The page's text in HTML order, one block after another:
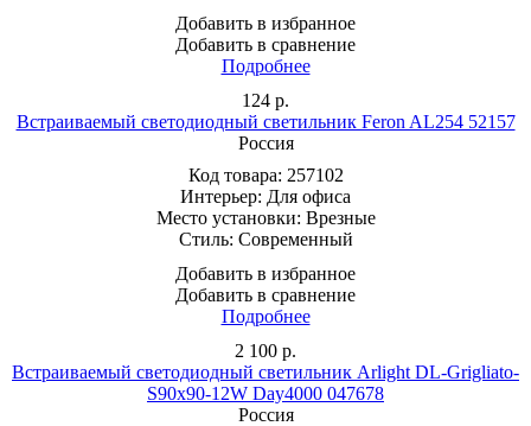
Добавить в избранное
Добавить в сравнение
Подробнее
124 р.
Встраиваемый светодиодный светильник Feron AL254 52157
Россия
Код товара: 257102
Интерьер: Для офиса
Место установки: Врезные
Стиль: Современный
Добавить в избранное
Добавить в сравнение
Подробнее
2 100 р.
Встраиваемый светодиодный светильник Arlight DL-Grigliato-
S90x90-12W Day4000 047678
Россия